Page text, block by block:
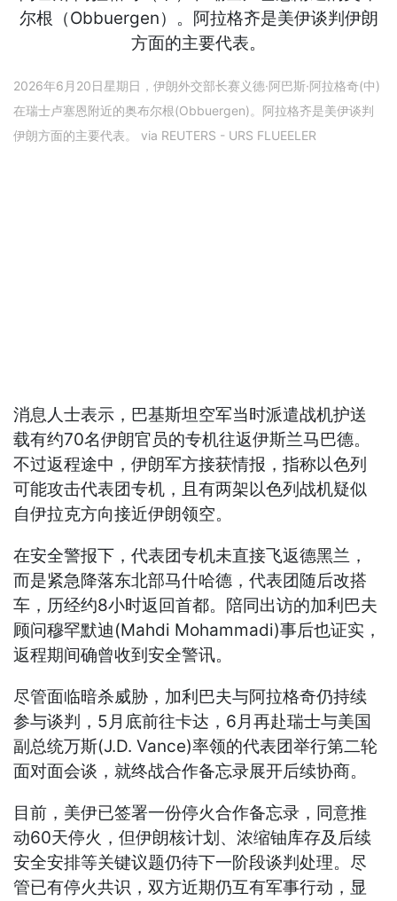
2026年6月20日星期日，伊朗外交部长赛义德·阿巴斯·阿拉格奇(中)
在瑞士卢塞恩附近的奥布尔根(Obbuergen)。阿拉格齐是美伊谈判
伊朗方面的主要代表。 via REUTERS - URS FLUEELER
消息人士表示，巴基斯坦空军当时派遣战机护送
载有约70名伊朗官员的专机往返伊斯兰马巴德。
不过返程途中，伊朗军方接获情报，指称以色列
可能攻击代表团专机，且有两架以色列战机疑似
自伊拉克方向接近伊朗领空。
在安全警报下，代表团专机未直接飞返德黑兰，
而是紧急降落东北部马什哈德，代表团随后改搭
车，历经约8小时返回首都。陪同出访的加利巴夫
顾问穆罕默迪(Mahdi Mohammadi)事后也证实，
返程期间确曾收到安全警讯。
尽管面临暗杀威胁，加利巴夫与阿拉格奇仍持续
参与谈判，5月底前往卡达，6月再赴瑞士与美国
副总统万斯(J.D. Vance)率领的代表团举行第二轮
面对面会谈，就终战合作备忘录展开后续协商。
目前，美伊已签署一份停火合作备忘录，同意推
动60天停火，但伊朗核计划、浓缩铀库存及后续
安全安排等关键议题仍待下一阶段谈判处理。尽
管已有停火共识，双方近期仍互有军事行动，显